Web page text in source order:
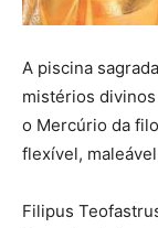
A piscina
mistérios
o Mercúrio da
flexível,
Filipus